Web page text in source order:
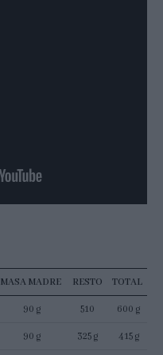
MASA MADRE RESTO TOTAL
90 g 510 600 g
90 g 325 g 415 g